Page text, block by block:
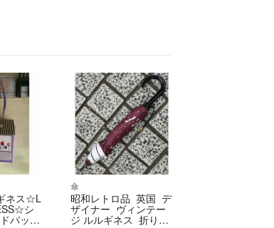
ます
します
さい
で
れると
なる為
ネス☆L
シ
バッグ
傘
昭和レトロ品 英国 デ
ザイナー ヴィンテー
ジ ルルギネス 折りた